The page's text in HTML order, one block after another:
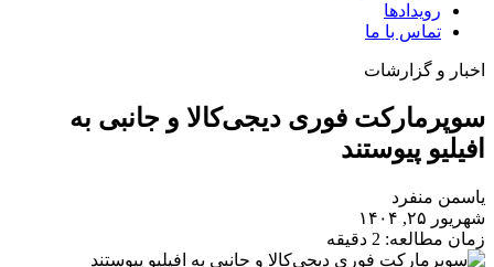
رویدادها
تماس با ما
اخبار و گزارشات
سوپرمارکت فوری دیجی‌کالا و جانبی به
افیلیو پیوستند
یاسمن منفرد
شهریور ۲۵, ۱۴۰۴
زمان مطالعه: 2 دقیقه